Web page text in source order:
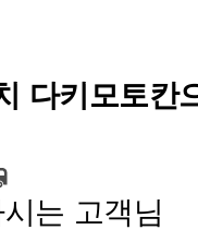
다키모토칸
는 고객님